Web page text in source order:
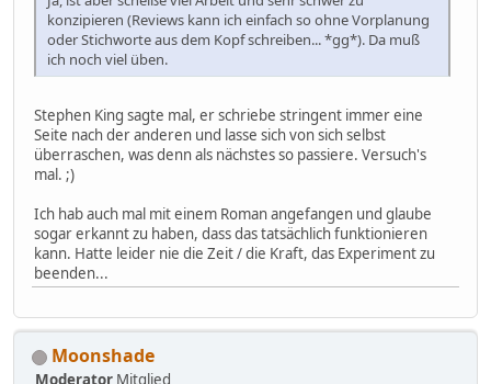
konzipieren (Reviews kann ich einfach so ohne Vorplanung
oder Stichworte aus dem Kopf schreiben... *gg*). Da muß
ich noch viel üben.
Stephen King sagte mal, er schriebe stringent immer eine
Seite nach der anderen und lasse sich von sich selbst
überraschen, was denn als nächstes so passiere. Versuch's
mal. ;)
Ich hab auch mal mit einem Roman angefangen und glaube
sogar erkannt zu haben, dass das tatsächlich funktionieren
kann. Hatte leider nie die Zeit / die Kraft, das Experiment zu
beenden...
Moonshade
Moderator Mitglied